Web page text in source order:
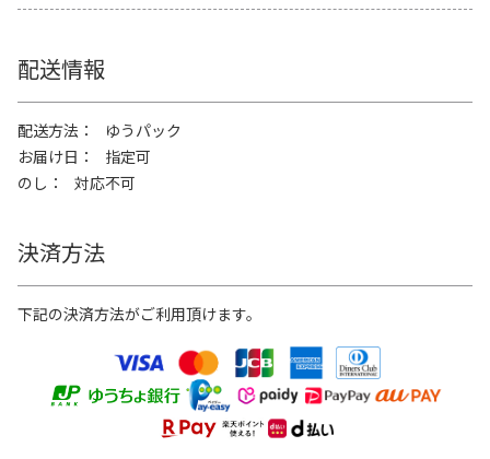
配送情報
配送方法
ゆうパック
お届け日
指定可
のし
対応不可
決済方法
下記の決済方法がご利用頂けます。